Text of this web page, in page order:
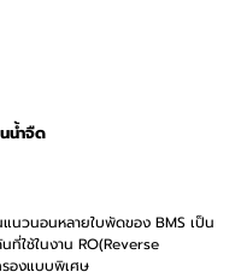
น้ำจืด
นวนอนหลายใบพัดของ BMS เป็น
ที่ใช้ในงาน RO(Reverse
รองแบบพิเศษ